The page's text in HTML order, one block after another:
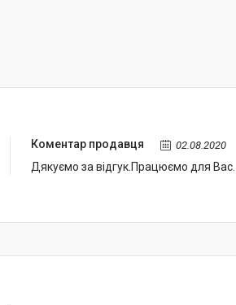
Коментар продавця 02.08.2020
Дякуємо за відгук.Працюємо для Вас.